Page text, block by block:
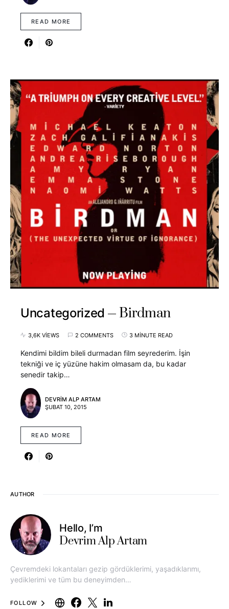
READ MORE
Uncategorized Birdman
3,6K VIEWS 2 COMMENTS 3 MINUTE READ
Kendimi bildim bileli durmadan film seyrederim. İşin
tekniği ve iç yüzüne hakim olmasam da, bu kadar
senedir takip…
DEVRIM ALP ARTAM
ŞUBAT 10, 2015
READ MORE
AUTHOR
Hello, I’m
Devrim Alp Artam
Çevremdeki lokantaları gezip gördüklerimi, yaşadıklarımı,
yediklerimi ve tüm bu deneyimden…
FOLLOW